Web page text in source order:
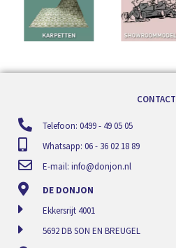
CONTACT
Telefoon: 0499 - 49 05 05
Whatsapp: 06 - 36 02 18 89
E-mail: info@donjon.nl
DE DONJON
Ekkersrijt 4001
5692 DB SON EN BREUGEL